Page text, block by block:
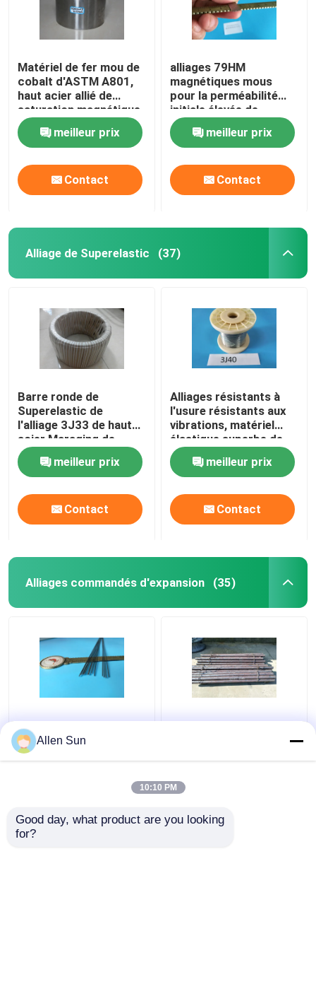
Matériel de fer mou de
cobalt d'ASTM A801,
haut acier allié de
saturation magnétique
magnétique
meilleur prix
Contact
alliages 79HM
magnétiques mous
pour la perméabilité
initiale élevée de
armature magnétique
meilleur prix
Contact
Alliage de Superelastic (37)
Barre ronde de
Superelastic de
l'alliage 3J33 de haut
acier Maraging de
haute résistance
d'élasticitémeilleur prix
Contact
Alliages résistants à
l'usure résistants aux
vibrations, matériel
élastique superbe de
centre de l'axe 3J40
meilleur prix
Contact
Alliages commandés d'expansion (35)
L'expansion
commandée de
tuyauterie de Kovar
0.5mm d'O.D. 0.2-8mm
Alliage commandé
barre ronde
Allen Sun
10:10 PM
Good day, what product are you looking
for?